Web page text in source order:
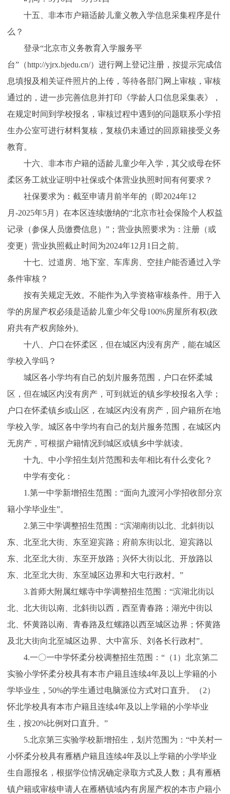
十五、非本市户籍适龄儿童义教入学信息采集程序是什
么？
登录“北京市义务教育入学服务平
台”（http://yjrx.bjedu.cn/）进行网上登记注册，按提示完成信
息填报及相关证件照片的上传，等待各部门网上审核，审核
通过的，进一步完善信息并打印《学龄人口信息采集表》，
在规定时间到学校报名，审核过程中遇到的问题联系小学招
生办公室可进行材料复核，复核仍未通过的回原籍接受义务
教育。
十六、非本市户籍的适龄儿童少年入学，其父或母在怀
柔区务工就业证明中社保或个体营业执照时间有何要求？
社保要求为：截至申请月前半年的（即2024年12
月-2025年5月）在本区连续缴纳的“北京市社会保险个人权益
记录（参保人员缴费信息）”；营业执照要求为：注册（或
变更）营业执照截止时间为2024年12月1日之前。
十七、过道房、地下室、车库房、空挂户能否通过入学
条件审核？
按有关规定无效。不能作为入学资格审核条件。用于入
学的房屋产权必须是适龄儿童少年父母100%房屋所有权(政
府共有产权房除外)。
十八、户口在怀柔区，但在城区内没有房产，能在城区
学校入学吗？
城区各小学均有自己的划片服务范围，户口在怀柔城
区，但在城区内没有房产，可到就近的镇乡学校报名入学；
户口在怀柔镇乡或山区，在城区内没有房产，回户籍所在地
学校入学。城区各中学均有自己的划片服务范围，在城区内
无房产，可根据户籍情况到城区或镇乡中学就读。
十九、中小学招生划片范围和去年相比有什么变化？
中学有变化：
1.第一中学新增招生范围：“面向九渡河小学招收部分京
籍小学毕业生”。
2.第三中学调整招生范围：“滨湖南街以北、北斜街以
东、北至北大街、东至迎宾路；府前东街以北、迎宾路以
东、北至北大街、东至开放路；兴怀大街以北、开放路以
东、北至北大街、东至城区边界和大屯行政村。”
3.首师大附属红螺寺中学调整招生范围：“滨湖北街以
北、北大街以南、北斜街以西，西至青春路；湖光中街以
北、怀黄路以南、青春路及红螺路以西至城区边界；怀黄路
及北大街向北至城区边界、大中富乐、刘各长行政村”。
4.一〇一中学怀柔分校调整招生范围：“（1）北京第二
实验小学怀柔分校具有本市户籍且连续4年及以上学籍的小
学毕业生，50%的学生通过电脑派位方式对口直升。（2）
怀北学校具有本市户籍且连续4年及以上学籍的小学毕业
生，按20%比例对口直升。”
5.北京第三实验学校新增招生，划片范围为：“中关村一
小怀柔分校具有雁栖户籍且连续4年及以上学籍的小学毕业
生自愿报名，根据学位情况确定录取方式及人数；具有雁栖
镇户籍或审核申请人在雁栖镇域内有房屋产权的本市户籍小